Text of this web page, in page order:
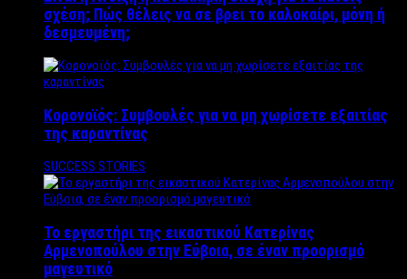
σχέση; Πώς θέλεις να σε βρει το καλοκαίρι, μόνη ή
δεσμευμένη;
Κορονοϊός: Συμβουλές για να μη χωρίσετε εξαιτίας
της καραντίνας
SUCCESS STORIES
Το εργαστήρι της εικαστικού Κατερίνας
Αρμενοπούλου στην Εύβοια, σε έναν προορισμό
μαγευτικό